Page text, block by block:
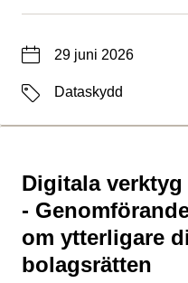
Datum29 juni 2026
EtiketterDataskydd
Digitala
-
om ytterligare
bolagsrätten
Typ av sida